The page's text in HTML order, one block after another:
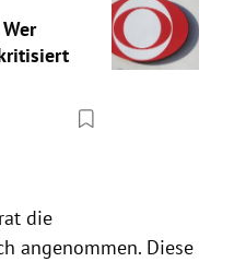
die
angenommen. Diese